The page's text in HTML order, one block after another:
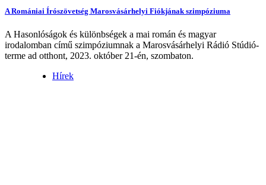
A Romániai Írószövetség Marosvásárhelyi Fiókjának szimpóziuma
A Hasonlóságok és különbségek a mai román és magyar
irodalomban című szimpóziumnak a Marosvásárhelyi Rádió Stúdió-
terme ad otthont, 2023. október 21-én, szombaton.
Hírek